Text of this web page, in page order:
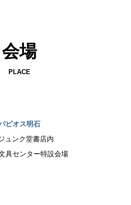
会場
PLACE
ピオス明石
ュンク堂書店内
具センター特設会場